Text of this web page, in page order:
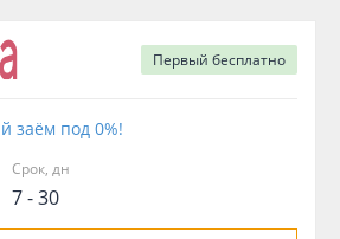
Первый бесплатно
заём под 0%!
Срок, дн
7 - 30